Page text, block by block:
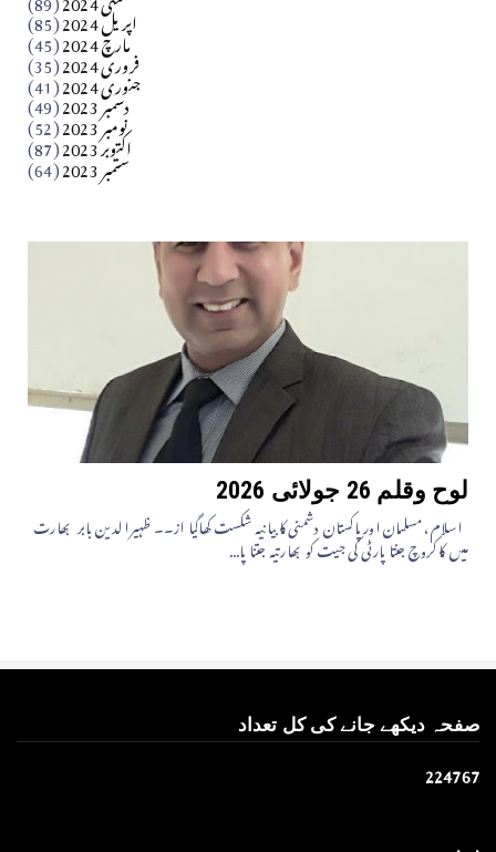
اپریل 2024 (85) مارچ 2024 (45) فروری 2024 (35) جنوری 2024 (41) دسمبر 2023 (49) نومبر 2023 (52) اکتوبر 2023 (87) ستمبر 2023 (64)
لوح وقلم 26 جولائی 2026
اسلام، مسلمان اور پاکستان دشمنی کا بیانیہ شکست کھاگیا از۔۔ ظہیرالدین بابر بھارت
میں کاکروچ جنتا پارٹی کی جیت کو بھارتیہ جتنا پا...
صفحہ دیکھے جانے کی کل تعداد
224767